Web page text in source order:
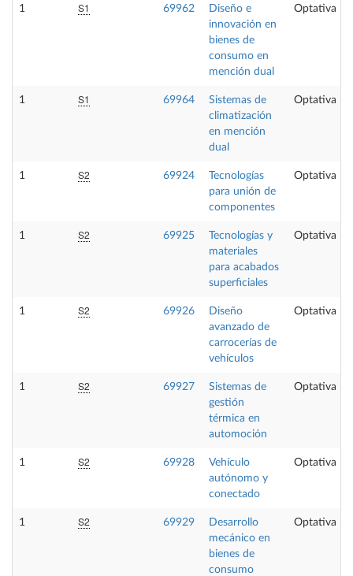
1 S1 69962
Diseño e
innovación en
bienes de
consumo en
mención dual
Optativa
1 S1 69964
Sistemas de
climatización
en mención
dual
Optativa
1 S2 69924
Tecnologías
para unión de
componentes
Optativa
1 S2 69925
Tecnologías y
materiales
para acabados
superficiales
Optativa
1 S2 69926
Diseño
avanzado de
carrocerías de
vehículos
Optativa
1 S2 69927
Sistemas de
gestión
térmica en
automoción
Optativa
1 S2 69928
Vehículo
autónomo y
conectado
Optativa
1 S2 69929
Desarrollo
mecánico en
bienes de
consumo
Optativa